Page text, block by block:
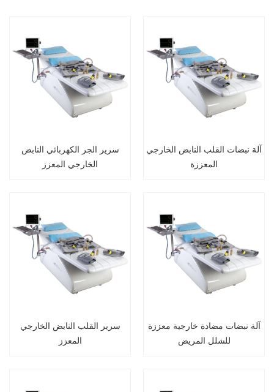
سرير الجر الكهربائي النابض
الخارجي المعزز
آلة نبضات القلب النابض الخارجي
المعززة
سرير القلب النابض الخارجي
المعزز
آلة نبضات مضادة خارجية معززة
للشلل المريض